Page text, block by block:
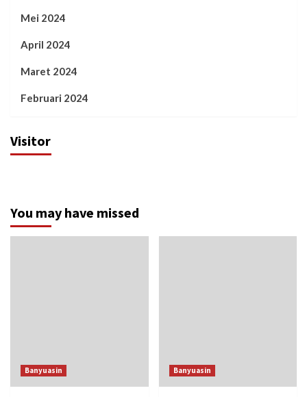
Mei 2024
April 2024
Maret 2024
Februari 2024
Visitor
You may have missed
Banyuasin Banyuasin